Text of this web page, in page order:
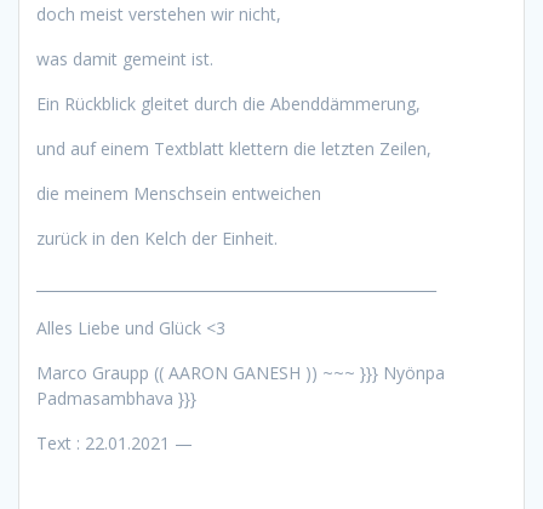
doch meist verstehen wir nicht,
was damit gemeint ist.
Ein Rückblick gleitet durch die Abenddämmerung,
und auf einem Textblatt klettern die letzten Zeilen,
die meinem Menschsein entweichen
zurück in den Kelch der Einheit.
Alles Liebe und Glück <3
Marco Graupp (( AARON GANESH )) ~~~ }}} Nyönpa
Padmasambhava }}}
Text : 22.01.2021 —